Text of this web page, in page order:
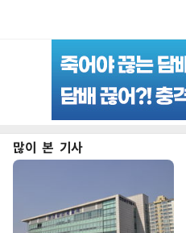
많이 본 기사